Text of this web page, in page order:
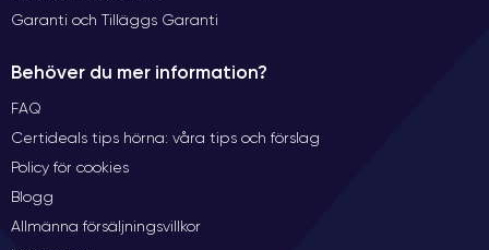
Garanti och Tilläggs Garanti
Behöver du mer information?
FAQ
Certideals tips hörna: våra tips och förslag
Policy för cookies
Blogg
Allmänna försäljningsvillkor